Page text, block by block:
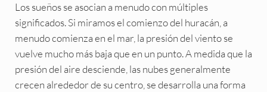
Los sueños se asocian a menudo con múltiples
significados. Si miramos el comienzo del huracán, a
menudo comienza en el mar, la presión del viento se
vuelve mucho más baja que en un punto. A medida que la
presión del aire desciende, las nubes generalmente
crecen alrededor de su centro, se desarrolla una forma